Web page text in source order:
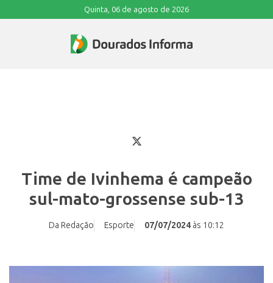
Quinta, 06 de agosto de 2026
Time de Ivinhema é campeão
sul-mato-grossense sub-13
Da Redação Esporte 07/07/2024 às 10:12